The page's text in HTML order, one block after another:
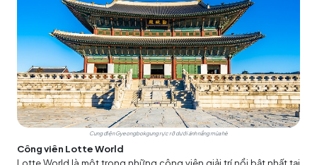
Cung điện Gyeongbokgung rực rỡ dưới ánh nắng mùa hè
Công viên Lotte World